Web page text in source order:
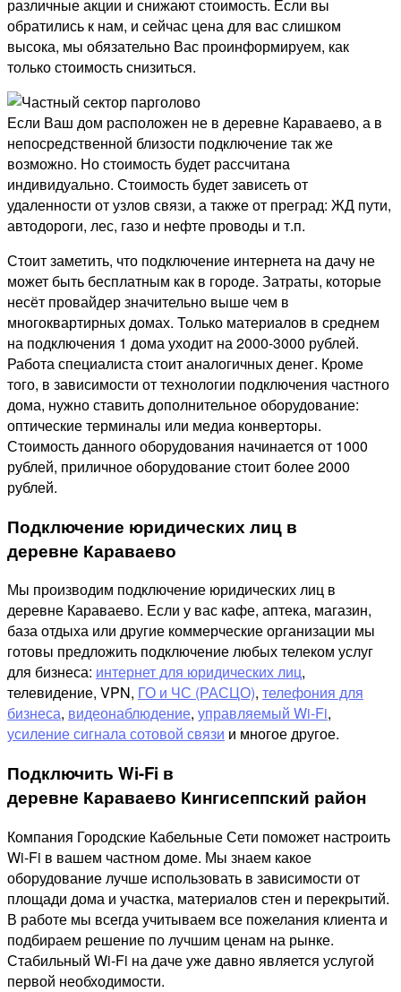
различные акции и снижают стоимость. Если вы
обратились к нам, и сейчас цена для вас слишком
высока, мы обязательно Вас проинформируем, как
только стоимость снизиться.
Если Ваш дом расположен не в деревне Караваево, а в
непосредственной близости подключение так же
возможно. Но стоимость будет рассчитана
индивидуально. Стоимость будет зависеть от
удаленности от узлов связи, а также от преград: ЖД пути,
автодороги, лес, газо и нефте проводы и т.п.
Стоит заметить, что подключение интернета на дачу не
может быть бесплатным как в городе. Затраты, которые
несёт провайдер значительно выше чем в
многоквартирных домах. Только материалов в среднем
на подключения 1 дома уходит на 2000-3000 рублей.
Работа специалиста стоит аналогичных денег. Кроме
того, в зависимости от технологии подключения частного
дома, нужно ставить дополнительное оборудование:
оптические терминалы или медиа конверторы.
Стоимость данного оборудования начинается от 1000
рублей, приличное оборудование стоит более 2000
рублей.
Подключение юридических лиц в
деревне Караваево
Мы производим подключение юридических лиц в
деревне Караваево. Если у вас кафе, аптека, магазин,
база отдыха или другие коммерческие организации мы
готовы предложить подключение любых телеком услуг
для бизнеса: интернет для юридических лиц,
телевидение, VPN, ГО и ЧС (РАСЦО), телефония для
бизнеса, видеонаблюдение, управляемый Wi-Fi,
усиление сигнала сотовой связи и многое другое.
Подключить Wi-Fi в
деревне Караваево Кингисеппский район
Компания Городские Кабельные Сети поможет настроить
Wi-Fi в вашем частном доме. Мы знаем какое
оборудование лучше использовать в зависимости от
площади дома и участка, материалов стен и перекрытий.
В работе мы всегда учитываем все пожелания клиента и
подбираем решение по лучшим ценам на рынке.
Стабильный Wi-Fi на даче уже давно является услугой
первой необходимости.